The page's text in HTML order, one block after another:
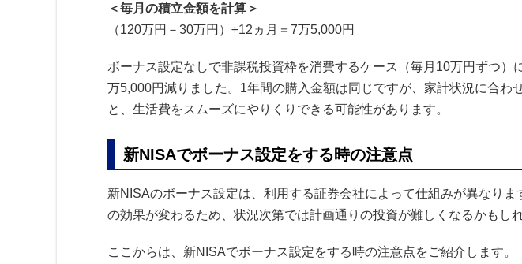
＜毎月の積立金額を計算＞
（120万円－30万円）÷12ヵ月＝7万5,000円
ボーナス設定なしで非課税投資枠を消費するケース（毎月10万円ずつ）
万5,000円減りました。1年間の購入金額は同じですが、家計状況に合わ
と、生活費をスムーズにやりくりできる可能性があります。
新NISAでボーナス設定をする時の注意点
新NISAのボーナス設定は、利用する証券会社によって仕組みが異なりま
の効果が変わるため、状況次第では計画通りの投資が難しくなるかもしれ
ここからは、新NISAでボーナス設定をする時の注意点をご紹介します。